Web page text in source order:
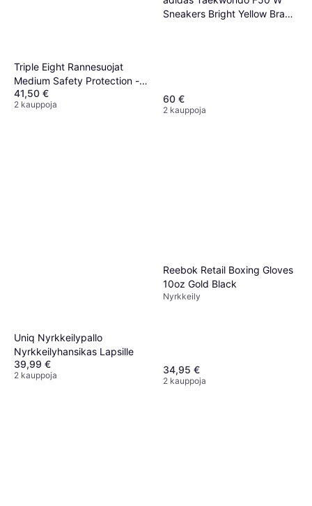
Loppu varastosta
Triple Eight Rannesuojat
Medium Safety Protection -
Musta
41,50 €
2 kauppoja
Sneakers Bright Yellow Brave
60 €
2 kauppoja
Uniq Nyrkkeilypallo
Nyrkkeilyhansikas Lapsille
39,99 €
2 kauppoja
Reebok Retail Boxing Gloves
10oz Gold Black
Nyrkkeily
34,95 €
2 kauppoja